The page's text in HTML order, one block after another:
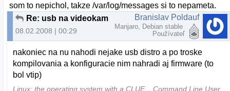
som to nepichol, takze /var/log/messages si to nepameta.
Re: usb na videokamere
08.02.2008 | 00:29
Branislav Poldauf
Manjaro, Debian stable
Používateľ
nakoniec na nu nahodi nejake usb distro a po troske
kompilovania a konfiguracie nim nahradi aj firmware (to
bol vtip)
Linux: the operating system with a CLUE... Command Line User